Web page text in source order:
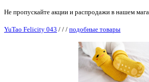
Не пропускайте акции и распродажи в нашем
YuTao Felicity 043 / / / подобные товары